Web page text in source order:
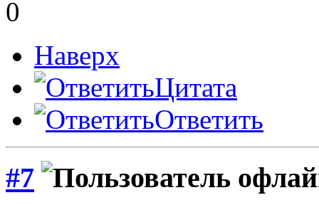
0
Наверх
Цитата
Ответить
#7